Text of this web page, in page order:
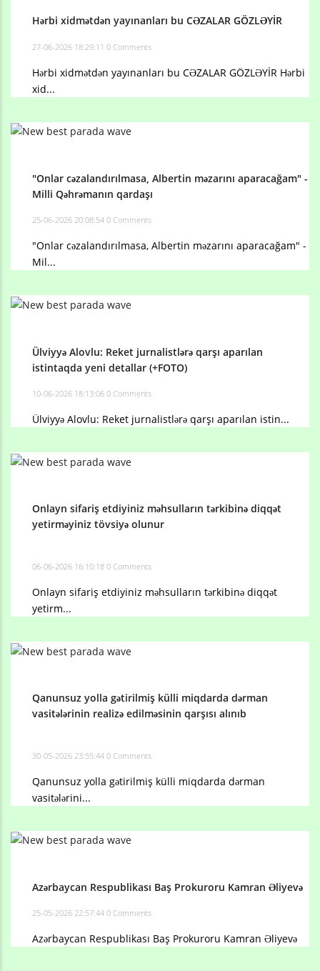
Hərbi xidmətdən yayınanları bu CƏZALAR GÖZLƏYİR
27-06-2026 18:29:11 0 Comments
Hərbi xidmətdən yayınanları bu CƏZALAR GÖZLƏYİR Hərbi
xid...
"Onlar cəzalandırılmasa, Albertin məzarını aparacağam" -
Milli Qəhrəmanın qardaşı
25-06-2026 20:08:54 0 Comments
"Onlar cəzalandırılmasa, Albertin məzarını aparacağam" -
Mil...
Ülviyyə Alovlu: Reket jurnalistlərə qarşı aparılan
istintaqda yeni detallar (+FOTO)
10-06-2026 18:13:06 0 Comments
Ülviyyə Alovlu: Reket jurnalistlərə qarşı aparılan istin...
Onlayn sifariş etdiyiniz məhsulların tərkibinə diqqət
yetirməyiniz tövsiyə olunur
06-06-2026 16:10:18 0 Comments
Onlayn sifariş etdiyiniz məhsulların tərkibinə diqqət
yetirm...
Qanunsuz yolla gətirilmiş külli miqdarda dərman
vasitələrinin realizə edilməsinin qarşısı alınıb
30-05-2026 23:55:44 0 Comments
Qanunsuz yolla gətirilmiş külli miqdarda dərman
vasitələrini...
Azərbaycan Respublikası Baş Prokuroru Kamran Əliyevə
25-05-2026 22:57:44 0 Comments
Azərbaycan Respublikası Baş Prokuroru Kamran Əliyevə